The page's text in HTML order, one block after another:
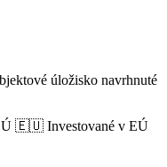
úložisko navrhnuté
🇪🇺 Investované v EÚ